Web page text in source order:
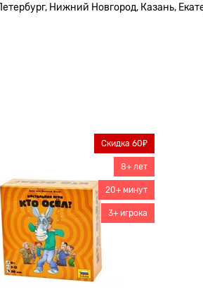
Нижний Новгород, Казань,
Скидка 60₽
8+ лет
20+ минут
3+ игрока